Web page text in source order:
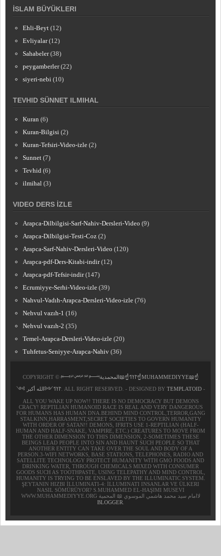
İSLAM BÜYÜKLERI
Ehli-Beyt (12)
Evliyalar (12)
Sahabeler (38)
peygamberler (22)
siyeri-nebi (10)
TEVHID SÜNNET ILMIHAL
Kuran (6)
Kuran-Bilgisi (2)
Kuran-Tefsiri-Video-izle (2)
Sunnet (7)
Tevhid (6)
ilmihal (3)
VIDEO DERS İZLE
Arapca-Dilbilgisi-Sarf-Nahiv-Dersleri-Video (9)
Arapca-Dilbilgisi-Testi-Coz (2)
Arapca-Sarf-Nahiv-Dersleri-Video (120)
Arapca-pdf-Ders-Kitabi-indir (12)
Arapca-pdf-Tefsir-indir (147)
Ecrumiyye-Serhi-Video-izle (39)
Nahvul-Vadıh-Arapca-Dersleri-Video-izle (76)
Nehvul vazıh-1 (16)
Nehvul vazıh-2 (35)
Temel-Arapca-Dersleri-Video-izle (20)
Tuhfetus-Seniyye-Arapca-Nahiv (36)
COPYRIGHT © ﷽𐰃𐰠𐰯☝📖المحمدية☝MUHAMMEDIYYE📖☝
𐰃𐰠𐰯༺الله أكبر ༻. ALL RIGHT RESERVED. - DESIGNED BY TEMPLATOID-
ALL YOU WAKE UP NOW!! THERE IS NO DEMOCRACY BUT DEMONS
CRACY! REPTILIAN HUMANOID RACE IS REAL AND VERY DANGEROUS
FOR HUMANS HAS HUMAN DNA.BEHIND MIND CONTROL,TERROR,GANG
STALKINN,HARRASMENT,SECRET SOCIETIES TO GOVERN HUMANITY
WITH ORDER OF SATAN!! DEMONS, IFRITS USE 1-REPTILIAN (HALF-
HUMAN AND HALF-SNAKE, VAMPIRE, ETC.) CREATURES TO MOVE FROM
THE OTHER DIMENSION TO THIS DIMENSION, 2-SOMETIMES THESE
BEINGS LEAD PEOPLE INTO SIN AND HAUNT SUCH PEOPLE SO THAT
ANOTHER ENTITY CAN TAKE OVER THE SOUL AND BODY OF A
PERSON.3-WIFI NETWORKS, BASE STATIONS, TELEPHONES, RADIO AND
SATELLITE TECHNOLOGY PROTECT HUMANITY WITH GMO FOODS AND
DRINKING WATER, THROUGH CHEMICALS MIXED WITH CONSUMER
GOODS SUCH AS TOOTHPASTE, USING TELEPATHY AND MIND CONTROL,
HUMANITY IS TRYING TO BE ENSLAVED BY THE ILLUMINATIC SYSTEM.
ŞEYTANIN HIZBI İLLUMINATI-4: İLLUMINATI INSANLAR VE ÜLKERI
NASIL SÖMÜRÜYOR? S.MUHAMMED EL-HAŞIMI MUSEVI
WWW.MUHAMMEDIYYE.ORG لاامام سيد محمد هاشمي الموسوي 📖 المحمية
BLOGGER